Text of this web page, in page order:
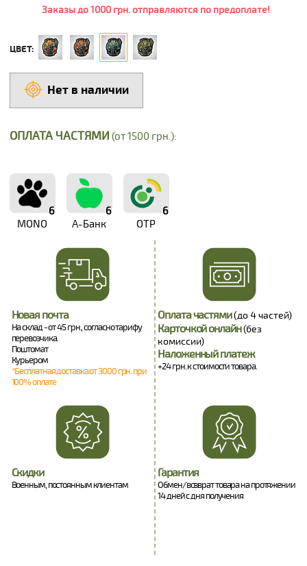
Заказы до 1000 грн. отправляются по предоплате!
ЦВЕТ:
Нет в наличии
ОПЛАТА ЧАСТЯМИ (от 1500 грн.):
6
MONO
6
А-Банк
6
OTP
Новая почта
На склад - от 45 грн., согласно тарифу
перевозчика.
Поштомат
Курьером
*Бесплатная доставка от 3000 грн. при
100% оплате
Оплата частями(до 4 частей)
Карточкой онлайн(без
комиссии)
Наложенный платеж
+24 грн. к стоимости товара.
Скидки
Военным, постоянным клиентам
Гарантия
Обмен/возврат товара на протяжении
14 дней с дня получения